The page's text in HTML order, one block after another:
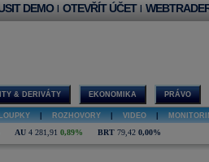
DEMO | OTEVŘÍT ÚČET |
& DERIVÁTY EKONOMIKA PRÁVO
ROZHOVORY VIDEO
AU 4 281,91 0,89% BRT 79,42 0,00%